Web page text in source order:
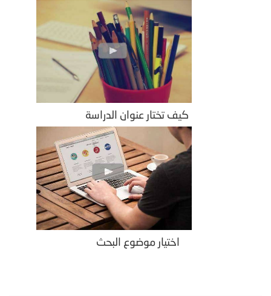
كيف تختار عنوان الدراسة
اختيار موضوع البحث